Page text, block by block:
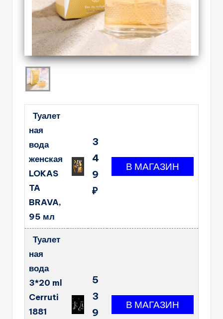
Туалет
ная
вода
женская
LOKAS
TA
BRAVA,
95 мл
3
4
9
₽
Туалет
ная
вода
3*20 ml
Cerruti
1881
5
3
9